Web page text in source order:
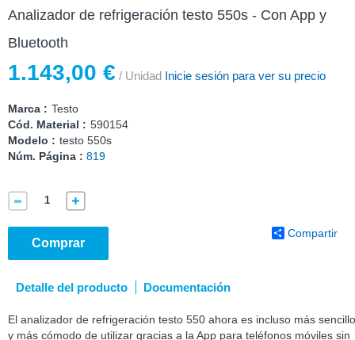
Analizador de refrigeración testo 550s - Con App y
Bluetooth
1.143,00 € / Unidad Inicie sesión para ver su precio
Marca : Testo
Cód. Material : 590154
Modelo : testo 550s
Núm. Página : 819
Comprar
Compartir
Detalle del producto Documentación
El analizador de refrigeración testo 550 ahora es incluso más sencillo
y más cómodo de utilizar gracias a la App para teléfonos móviles sin